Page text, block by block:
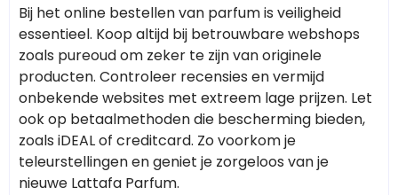
Bij het online bestellen van parfum is veiligheid
essentieel. Koop altijd bij betrouwbare webshops
zoals pureoud om zeker te zijn van originele
producten. Controleer recensies en vermijd
onbekende websites met extreem lage prijzen. Let
ook op betaalmethoden die bescherming bieden,
zoals iDEAL of creditcard. Zo voorkom je
teleurstellingen en geniet je zorgeloos van je
nieuwe Lattafa Parfum.